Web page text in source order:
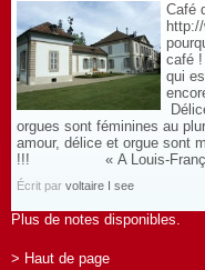
Café
café !
qui
orgues sont féminines au
amour, délice et orgue sont
!!! « A Louis-François-
Écrit par voltaire I see
Plus de notes disponibles.
> Haut de page